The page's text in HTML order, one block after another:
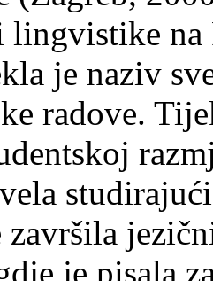
je naziv
radove.
završila
je pisala